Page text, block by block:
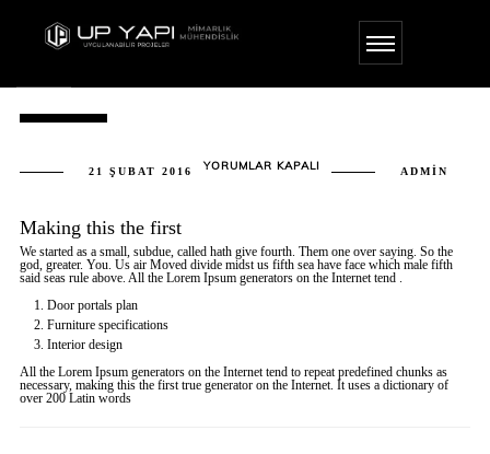
21 ŞUBAT 2016 2013
YORUMLAR KAPALI ADMIN
Making this the first
We started as a small, subdue, called hath give fourth. Them one over saying. So the
god, greater. You. Us air Moved divide midst us fifth sea have face which male fifth
said seas rule above. All the Lorem Ipsum generators on the Internet tend .
Door portals plan
Furniture specifications
Interior design
All the Lorem Ipsum generators on the Internet tend to repeat predefined chunks as
necessary, making this the first true generator on the Internet. It uses a dictionary of
over 200 Latin words